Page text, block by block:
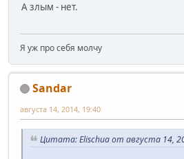
А злым - нет.
Я уж про себя молчу
Sandar
августа 14, 2014, 19:40
Цитата: Elischua от августа 14,